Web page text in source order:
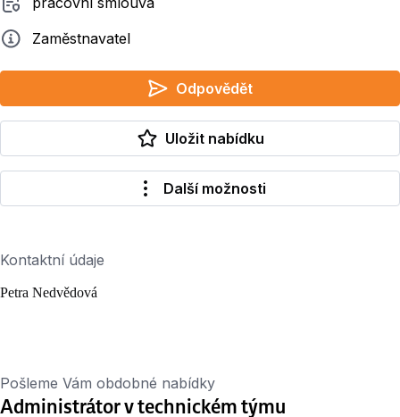
ZadavatelZaměstnavatel
Odpovědět
Uložit nabídku
Další možnosti
Kontaktní údaje
Petra Nedvědová
Pošleme Vám obdobné nabídky
Administrátor v technickém týmu